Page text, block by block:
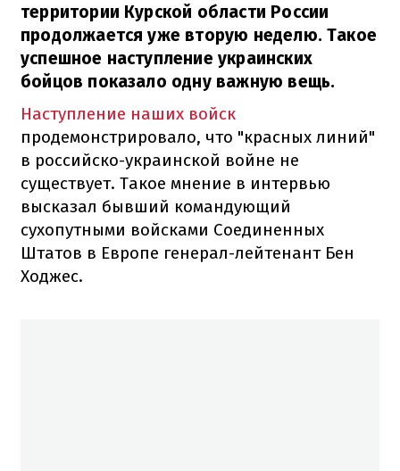
территории Курской области России
продолжается уже вторую неделю. Такое
успешное наступление украинских
бойцов показало одну важную вещь.
Наступление наших войск
продемонстрировало, что "красных линий"
в российско-украинской войне не
существует. Такое мнение в интервью
высказал бывший командующий
сухопутными войсками Соединенных
Штатов в Европе генерал-лейтенант Бен
Ходжес.